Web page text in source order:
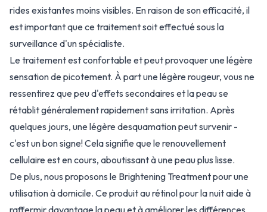
rides existantes moins visibles. En raison de son efficacité, il
est important que ce traitement soit effectué sous la
surveillance d'un spécialiste.
Le traitement est confortable et peut provoquer une légère
sensation de picotement. À part une légère rougeur, vous ne
ressentirez que peu d'effets secondaires et la peau se
rétablit généralement rapidement sans irritation. Après
quelques jours, une légère desquamation peut survenir -
c'est un bon signe! Cela signifie que le renouvellement
cellulaire est en cours, aboutissant à une peau plus lisse.
De plus, nous proposons le Brightening Treatment pour une
utilisation à domicile. Ce produit au rétinol pour la nuit aide à
raffermir davantage la peau et à améliorer les différences